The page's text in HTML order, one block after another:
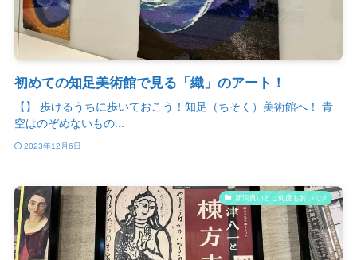
初めての知足美術館で見る「織」のアート！
【】 歩けるうちに歩いておこう！知足（ちそく）美術館へ！ 青
空はのぞめないもの...
2023年12月6日
新潟良いとこ何度もおいで♫